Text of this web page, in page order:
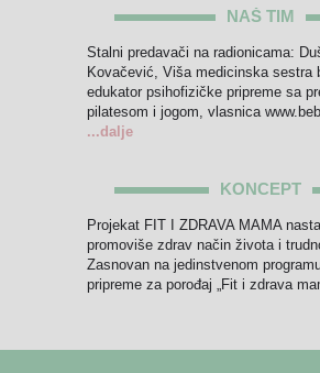
NAŠ TIM
Stalni predavači na radionicama:
Kovačević, Viša medicinska sestra
edukator psihofizičke pripreme sa
pilatesom i jogom, vlasnica
...dalje
KONCEPT
Projekat FIT I ZDRAVA MAMA
promoviše zdrav način života i
Zasnovan na jedinstvenom
pripreme za porođaj „Fit i zdrava